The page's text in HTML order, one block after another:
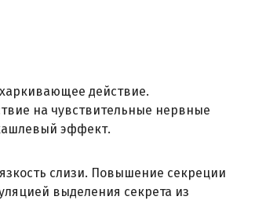
действие.
на чувствительные нервные
эффект.
слизи. Повышение секреции
выделения секрета из